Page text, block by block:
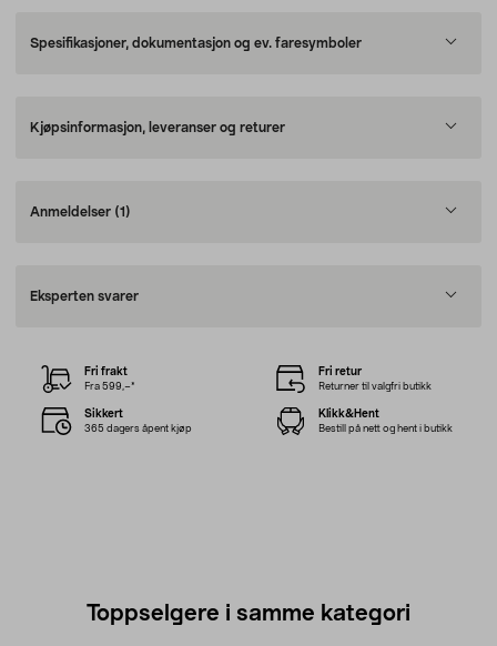
Spesifikasjoner, dokumentasjon og ev. faresymboler
Kjøpsinformasjon, leveranser og returer
Anmeldelser (1)
Eksperten svarer
Fri frakt
Fra 599,–*
Fri retur
Returner til valgfri butikk
Sikkert
365 dagers åpent kjøp
Klikk&Hent
Bestill på nett og hent i butikk
Toppselgere i samme kategori